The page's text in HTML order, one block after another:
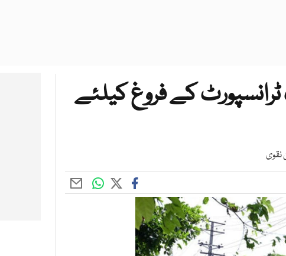
کے فروغ کیلئے